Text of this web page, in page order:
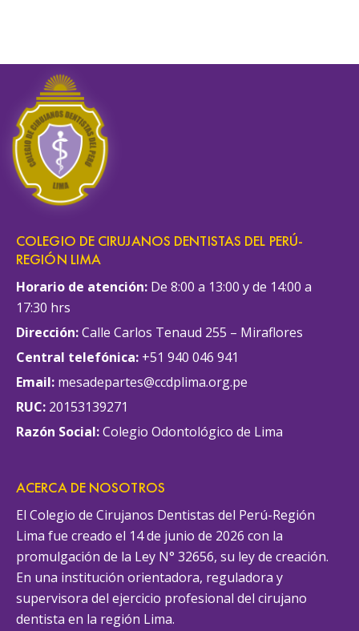
COLEGIO DE CIRUJANOS DENTISTAS DEL PERÚ-
REGIÓN LIMA
Horario de atención: De 8:00 a 13:00 y de 14:00 a
17:30 hrs
Dirección:Calle Carlos Tenaud 255 – Miraflores
Central telefónica: +51 940 046 941
Email: mesadepartes@ccdplima.org.pe
RUC: 20153139271
Razón Social:Colegio Odontológico de Lima
ACERCA DE NOSOTROS
El Colegio de Cirujanos Dentistas del Perú-Región
Lima fue creado el 14 de junio de 2026 con la
promulgación de la Ley N° 32656, su ley de creación.
En una institución orientadora, reguladora y
supervisora del ejercicio profesional del cirujano
dentista en la región Lima.